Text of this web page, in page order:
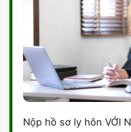
Nộp hồ sơ ly hôn VỚI